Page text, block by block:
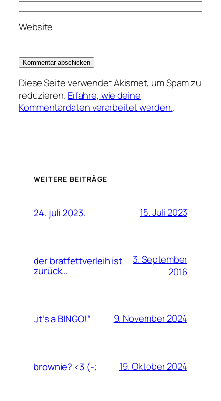
Website
Diese Seite verwendet Akismet, um Spam zu
reduzieren. Erfahre, wie deine
Kommentardaten verarbeitet werden..
WEITERE BEITRÄGE
24. juli 2023. 15. Juli 2023
der bratfettverleih ist
zurück…
3. September
2016
„it‘s a BINGO!“ 9. November 2024
brownie? <3 (-; 19. Oktober 2024